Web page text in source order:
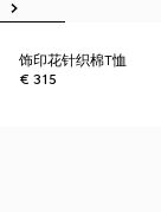
饰印花针织棉T恤
€ 315